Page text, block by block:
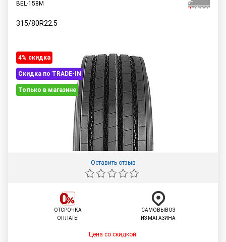
BEL-158М
315/80R22.5
4% cкидка
Скидка по TRADE-IN
Только в магазине
Оставить отзыв
ОТСРОЧКА
ОПЛАТЫ
САМОВЫВОЗ
ИЗ МАГАЗИНА
Цена со скидкой: